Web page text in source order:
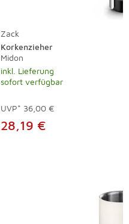
Zack
Korkenzieher
Midon
inkl. Lieferung
sofort verfügbar
UVP* 36,00 €
28,19 €